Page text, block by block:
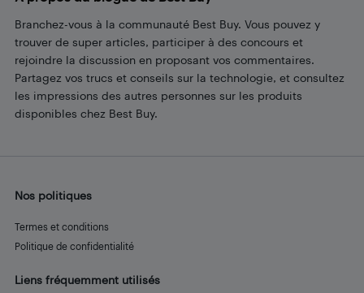
Branchez-vous à la communauté Best Buy. Vous pouvez y
trouver de super articles, participer à des concours et
rejoindre la discussion en proposant vos commentaires.
Partagez vos trucs et conseils sur la technologie, et consultez
les impressions des autres personnes sur les produits
disponibles chez Best Buy.
Nos politiques
Termes et conditions
Politique de confidentialité
Liens fréquemment utilisés